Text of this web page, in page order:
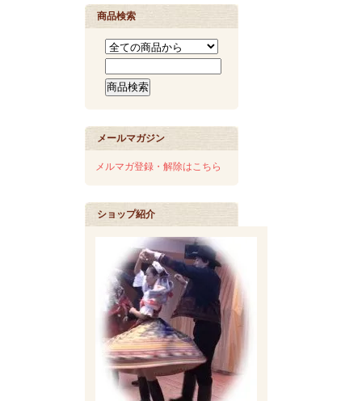
商品検索
メールマガジン
メルマガ登録・解除はこちら
ショップ紹介